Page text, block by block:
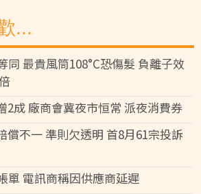
...
同 最貴風筒108°C恐傷髮 負離子效
2成 廠商會冀夜市恒常 派夜消費券
償不一 準則欠透明 首8月61宗投訴
單 電訊商稱因供應商延遲